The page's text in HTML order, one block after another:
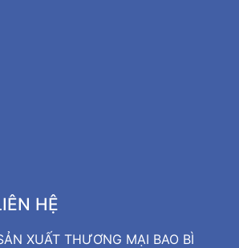
HỆ
XUẤT THƯƠNG MẠI BAO BÌ